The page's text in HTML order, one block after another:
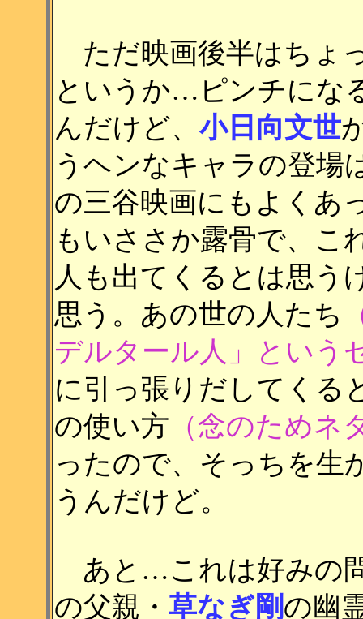
ただ映画後半はちょ
というか…ピンチにな
んだけど、 小日向文世
うヘンなキャラの登場
の三谷映画にもよくあ
もいささか露骨で、こ
人も出てくるとは思う
思う。あの世の人たち
デルタール人」という
に引っ張りだしてくる
の使い方 （念のためネ
ったので、そっちを生
うんだけど。
あと…これは好みの
の父親・ 草なぎ剛の幽